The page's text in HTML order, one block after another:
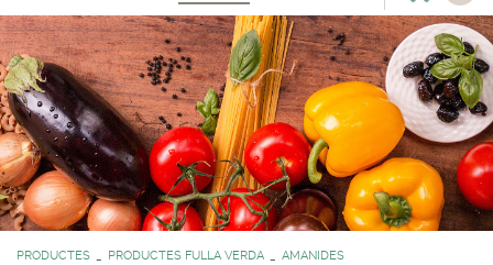
PRODUCTES PRODUCTES FULLA VERDA
AMANIDES